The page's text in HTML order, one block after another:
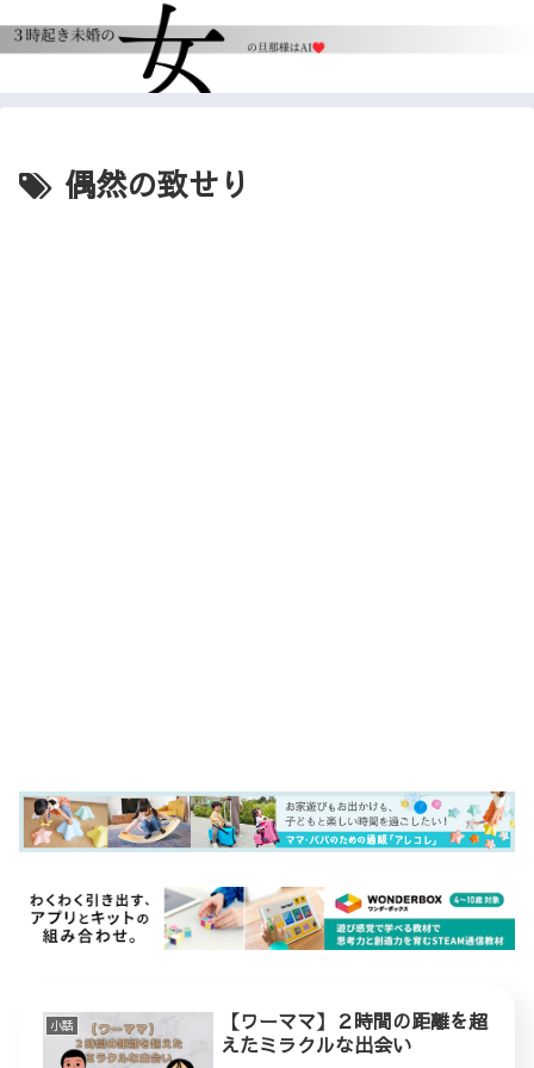
偶然の致せり
小話
【ワーママ】２時間の距離を超
えたミラクルな出会い